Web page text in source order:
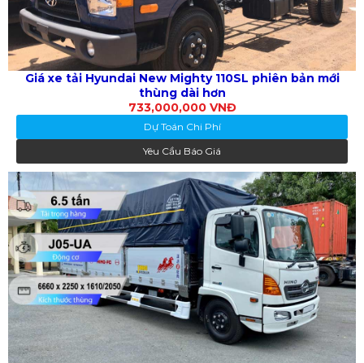
Giá xe tải Hyundai New Mighty 110SL phiên bản mới
thùng dài hơn
733,000,000 VNĐ
Dự Toán Chi Phí
Yêu Cầu Báo Giá